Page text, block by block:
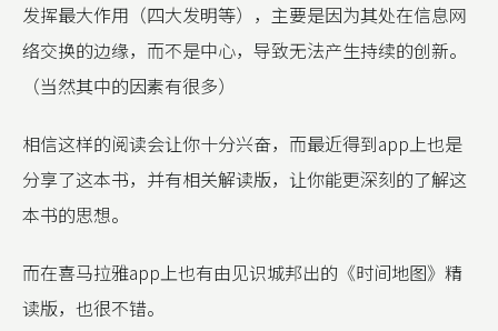
发挥最大作用（四大发明等），主要是因为其处在信息网
络交换的边缘，而不是中心，导致无法产生持续的创新。
（当然其中的因素有很多）
相信这样的阅读会让你十分兴奋，而最近得到app上也是
分享了这本书，并有相关解读版，让你能更深刻的了解这
本书的思想。
而在喜马拉雅app上也有由见识城邦出的《时间地图》精
读版，也很不错。